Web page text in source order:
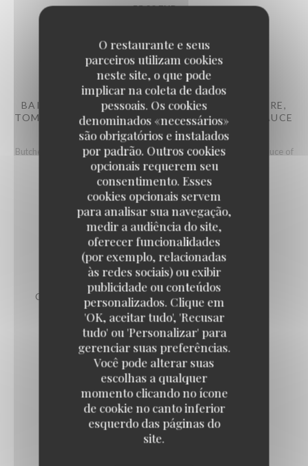
O restaurante e seus
parceiros utilizam cookies
neste site, o que pode
implicar na coleta de dados
pessoais. Os cookies
denominados «necessários»
são obrigatórios e instalados
por padrão. Outros cookies
opcionais requerem seu
consentimento. Esses
cookies opcionais servem
para analisar sua navegação,
medir a audiência do site,
oferecer funcionalidades
(por exemplo, relacionadas
às redes sociais) ou exibir
publicidade ou conteúdos
personalizados. Clique em
'OK, aceitar tudo', 'Recusar
tudo' ou 'Personalizar' para
gerenciar suas preferências.
Você pode alterar suas
escolhas a qualquer
momento clicando no ícone
de cookie no canto inferior
esquerdo das páginas do
site.
55,00 EUR
BAIA BURGER (STEAK HACHÉ FAÇON BOUCHÈRE,
TOMATES, LAITUE, COMPOTÉE D'OIGNONS, SAUCE
DU MOMENT)
Butcher-style minced steak, tomatoes,lettuce, onion compote, sauce of
the day
Lista de alergénios
38,00 EUR
COTE DE BŒUF 1.2 KG POUR 2 PERSONNES
Rib of beef for 2 pers
Lista de alergénios
125,00 EUR
LE BAIA